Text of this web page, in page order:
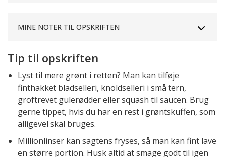
MINE NOTER TIL OPSKRIFTEN
Tip til opskriften
Lyst til mere grønt i retten? Man kan tilføje
finthakket bladselleri, knoldselleri i små tern,
groftrevet gulerødder eller squash til saucen. Brug
gerne tippet, hvis du har en rest i grøntskuffen, som
alligevel skal bruges.
Millionlinser kan sagtens fryses, så man kan fint lave
en større portion. Husk altid at smage godt til igen